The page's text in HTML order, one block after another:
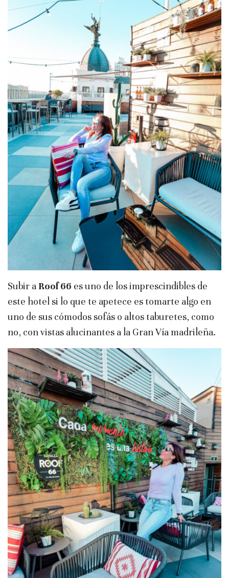
Subir a Roof 66 es uno de los imprescindibles de
este hotel si lo que te apetece es tomarte algo en
uno de sus cómodos sofás o altos taburetes, como
no, con vistas alucinantes a la Gran Vía madrileña.